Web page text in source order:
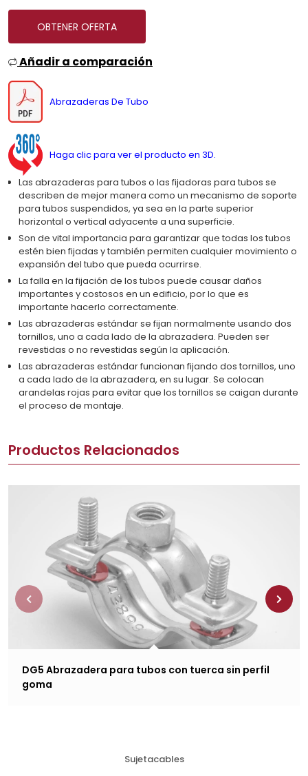
Sujetacables
OBTENER OFERTA
Añadir a comparación
Abrazaderas De Tubo
Haga clic para ver el producto en 3D.
Las abrazaderas para tubos o las fijadoras para tubos se
describen de mejor manera como un mecanismo de soporte
para tubos suspendidos, ya sea en la parte superior
horizontal o vertical adyacente a una superficie.
Son de vital importancia para garantizar que todas los tubos
estén bien fijadas y también permiten cualquier movimiento o
expansión del tubo que pueda ocurrirse.
La falla en la fijación de los tubos puede causar daños
importantes y costosos en un edificio, por lo que es
importante hacerlo correctamente.
Las abrazaderas estándar se fijan normalmente usando dos
tornillos, uno a cada lado de la abrazadera. Pueden ser
revestidas o no revestidas según la aplicación.
Las abrazaderas estándar funcionan fijando dos tornillos, uno
a cada lado de la abrazadera, en su lugar. Se colocan
arandelas rojas para evitar que los tornillos se caigan durante
el proceso de montaje.
Productos Relacionados
DG5 Abrazadera para tubos con tuerca sin perfil
goma